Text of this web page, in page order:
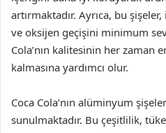
artırmaktadır. Ayrıca, bu şişeler,
ve oksijen geçişini minimum
Cola’nın kalitesinin her zaman
kalmasına yardımcı olur.
Coca Cola’nın alüminyum
sunulmaktadır. Bu çeşitlilik,